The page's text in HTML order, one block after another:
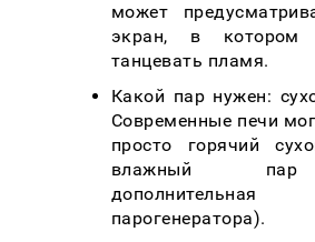
может
экран, в котором
танцевать пламя.
Какой пар нужен:
Современные печи
просто горячий
влажный пар
парогенератора).